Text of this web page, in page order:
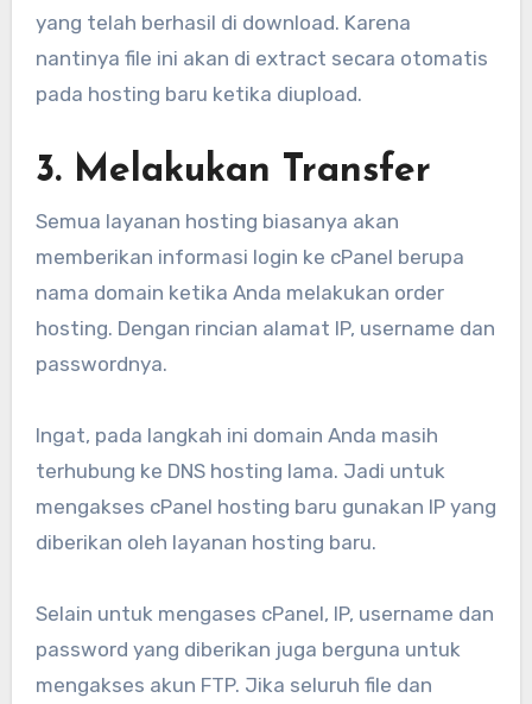
yang telah berhasil di download. Karena
nantinya file ini akan di extract secara otomatis
pada hosting baru ketika diupload.
3. Melakukan Transfer
Semua layanan hosting biasanya akan
memberikan informasi login ke cPanel berupa
nama domain ketika Anda melakukan order
hosting. Dengan rincian alamat IP, username dan
passwordnya.
Ingat, pada langkah ini domain Anda masih
terhubung ke DNS hosting lama. Jadi untuk
mengakses cPanel hosting baru gunakan IP yang
diberikan oleh layanan hosting baru.
Selain untuk mengases cPanel, IP, username dan
password yang diberikan juga berguna untuk
mengakses akun FTP. Jika seluruh file dan